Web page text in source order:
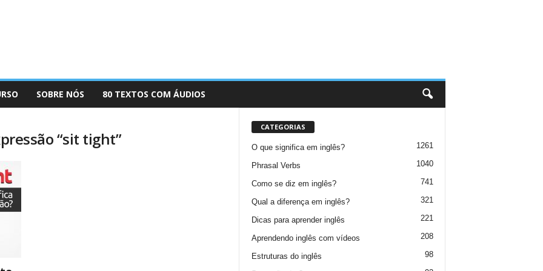
SOBRE NÓS 80 TEXTOS COM ÁUDIOS
“sit tight”
CATEGORIAS
O que significa em inglês? 1261
Phrasal Verbs 1040
Como se diz em inglês? 741
Qual a diferença em inglês? 321
Dicas para aprender inglês 221
Aprendendo inglês com vídeos 208
Estruturas do inglês 98